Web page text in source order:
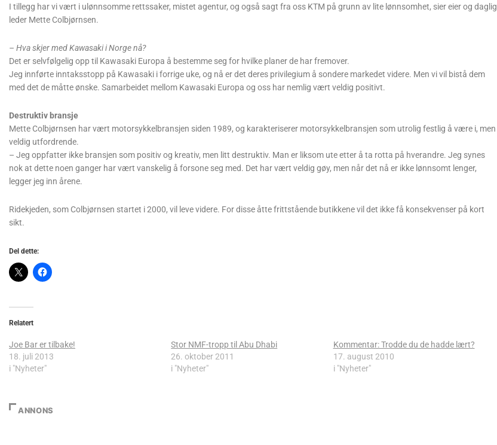
I tillegg har vi vært i ulønnsomme rettssaker, mistet agentur, og også sagt fra oss KTM på grunn av lite lønnsomhet, sier eier og daglig
leder Mette Colbjørnsen.
– Hva skjer med Kawasaki i Norge nå?
Det er selvfølgelig opp til Kawasaki Europa å bestemme seg for hvilke planer de har fremover.
Jeg innførte inntaksstopp på Kawasaki i forrige uke, og nå er det deres privilegium å sondere markedet videre. Men vi vil bistå dem
med det de måtte ønske. Samarbeidet mellom Kawasaki Europa og oss har nemlig vært veldig positivt.
Destruktiv bransje
Mette Colbjørnsen har vært motorsykkelbransjen siden 1989, og karakteriserer motorsykkelbransjen som utrolig festlig å være i, men
veldig utfordrende.
– Jeg oppfatter ikke bransjen som positiv og kreativ, men litt destruktiv. Man er liksom ute etter å ta rotta på hverandre. Jeg synes
nok at dette noen ganger har vært vanskelig å forsone seg med. Det har vært veldig gøy, men når det nå er ikke lønnsomt lenger,
legger jeg inn årene.
Ridekjeden, som Colbjørnsen startet i 2000, vil leve videre. For disse åtte frittstående butikkene vil det ikke få konsekvenser på kort
sikt.
Del dette:
Relatert
Joe Bar er tilbake!
18. juli 2013
i "Nyheter"
Stor NMF-tropp til Abu Dhabi
26. oktober 2011
i "Nyheter"
Kommentar: Trodde du de hadde lært?
17. august 2010
i "Nyheter"
ANNONS